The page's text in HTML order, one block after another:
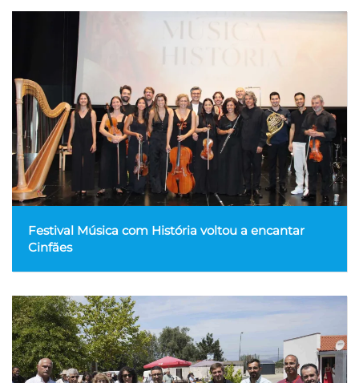
Festival Música com História voltou a encantar
Cinfães